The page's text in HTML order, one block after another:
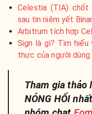
Celestia (TIA) chốt
sau tin niêm yết
Arbitrum tích hợp
Sign là gì? Tìm
thực của người dùng
Tham gia thảo
NÓNG HỔI